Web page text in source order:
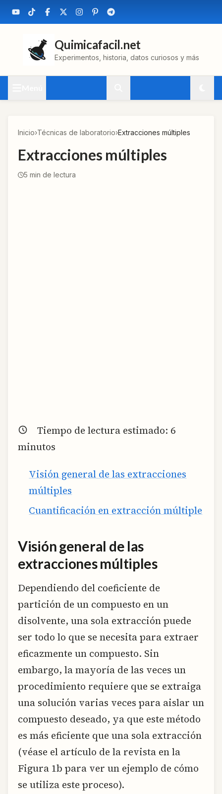
Quimicafacil.net
Experimentos, historia, datos curiosos y más
Inicio›Técnicas de laboratorio›Extracciones múltiples
Extracciones múltiples
5 min de lectura
Tiempo de lectura estimado: 6
minutos
Visión general de las extracciones
múltiples
Cuantificación en extracción múltiple
Visión general de las
extracciones múltiples
Dependiendo del coeficiente de
partición de un compuesto en un
disolvente, una sola extracción puede
ser todo lo que se necesita para extraer
eficazmente un compuesto. Sin
embargo, la mayoría de las veces un
procedimiento requiere que se extraiga
una solución varias veces para aislar un
compuesto deseado, ya que este método
es más eficiente que una sola extracción
(véase el artículo de la revista en la
Figura 1b para ver un ejemplo de cómo
se utiliza este proceso).